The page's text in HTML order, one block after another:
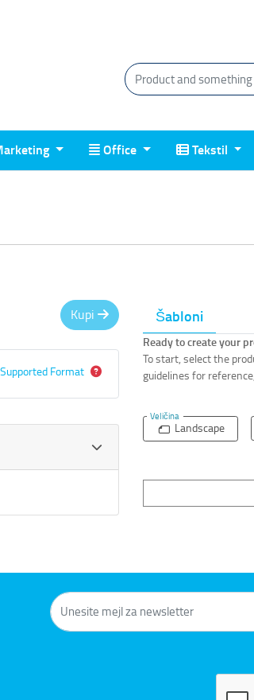
Office
Office Tekstil
Tekstil
Šabloni
Ready to create your
To start, select the
guidelines for
Veličina
Landscape
Kupi
Supported Format